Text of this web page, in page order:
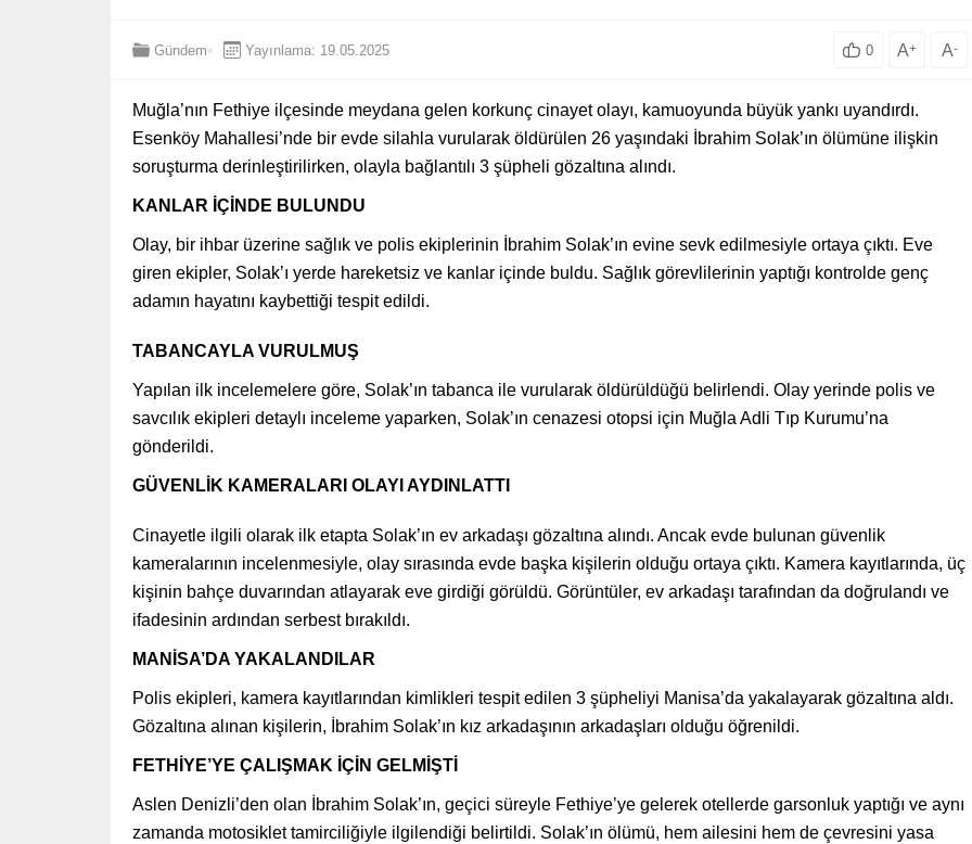
Gündem Yayınlama: 19.05.2025 0 A+ A-
Muğla’nın Fethiye ilçesinde meydana gelen korkunç cinayet olayı, kamuoyunda büyük yankı uyandırdı.
Esenköy Mahallesi’nde bir evde silahla vurularak öldürülen 26 yaşındaki İbrahim Solak’ın ölümüne ilişkin
soruşturma derinleştirilirken, olayla bağlantılı 3 şüpheli gözaltına alındı.
KANLAR İÇİNDE BULUNDU
Olay, bir ihbar üzerine sağlık ve polis ekiplerinin İbrahim Solak’ın evine sevk edilmesiyle ortaya çıktı. Eve
giren ekipler, Solak’ı yerde hareketsiz ve kanlar içinde buldu. Sağlık görevlilerinin yaptığı kontrolde genç
adamın hayatını kaybettiği tespit edildi.
TABANCAYLA VURULMUŞ
Yapılan ilk incelemelere göre, Solak’ın tabanca ile vurularak öldürüldüğü belirlendi. Olay yerinde polis ve
savcılık ekipleri detaylı inceleme yaparken, Solak’ın cenazesi otopsi için Muğla Adli Tıp Kurumu’na
gönderildi.
GÜVENLİK KAMERALARI OLAYI AYDINLATTI
Cinayetle ilgili olarak ilk etapta Solak’ın ev arkadaşı gözaltına alındı. Ancak evde bulunan güvenlik
kameralarının incelenmesiyle, olay sırasında evde başka kişilerin olduğu ortaya çıktı. Kamera kayıtlarında, üç
kişinin bahçe duvarından atlayarak eve girdiği görüldü. Görüntüler, ev arkadaşı tarafından da doğrulandı ve
ifadesinin ardından serbest bırakıldı.
MANİSA’DA YAKALANDILAR
Polis ekipleri, kamera kayıtlarından kimlikleri tespit edilen 3 şüpheliyi Manisa’da yakalayarak gözaltına aldı.
Gözaltına alınan kişilerin, İbrahim Solak’ın kız arkadaşının arkadaşları olduğu öğrenildi.
FETHİYE’YE ÇALIŞMAK İÇİN GELMİŞTİ
Aslen Denizli’den olan İbrahim Solak’ın, geçici süreyle Fethiye’ye gelerek otellerde garsonluk yaptığı ve aynı
zamanda motosiklet tamirciliğiyle ilgilendiği belirtildi. Solak’ın ölümü, hem ailesini hem de çevresini yasa